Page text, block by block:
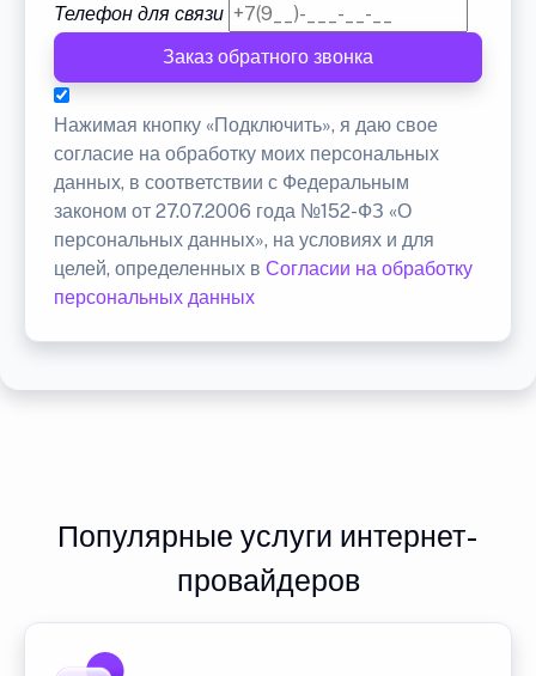
Телефон для связи
Заказ обратного звонка
Нажимая кнопку «Подключить», я даю свое
согласие на обработку моих персональных
данных, в соответствии с Федеральным
законом от 27.07.2006 года №152-ФЗ «О
персональных данных», на условиях и для
целей, определенных в Согласии на обработку
персональных данных
Популярные услуги интернет-
провайдеров